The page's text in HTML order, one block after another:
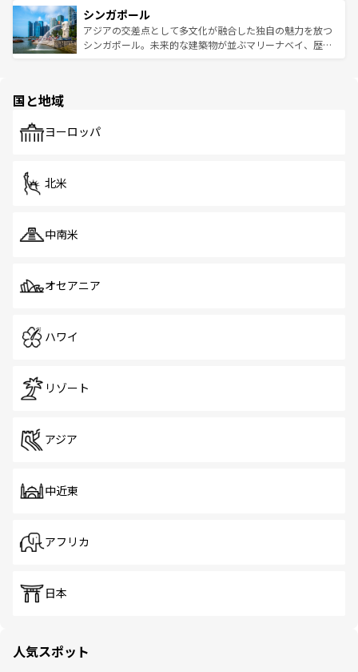
参照してほしい。
激する。気候は一年中温暖で、どの季節にも異なる楽しみ
が待っている。親しみやすいタイの人々、仏教を中心とし
た文化、そして多様な観光資源が、訪れる旅人を魅了し続
み、どこを訪れても感動するはず。観光スポットが密集し
ており、効率よく見どころを回れるのも魅力。息をのむよ
うな絶景から文化的な体験まで、香港を存分に楽しみ尽く
シンガポール
アジアの交差点として多文化が融合した独自の魅力を放つ
シンガポール。未来的な建築物が並ぶマリーナベイ、歴史
で、ホーカーズは地元の風情を楽しめる外せないスポット
国と地域
ヨーロッパ
北米
中南米
オセアニア
ハワイ
リゾート
アジア
中近東
アフリカ
日本
人気スポット